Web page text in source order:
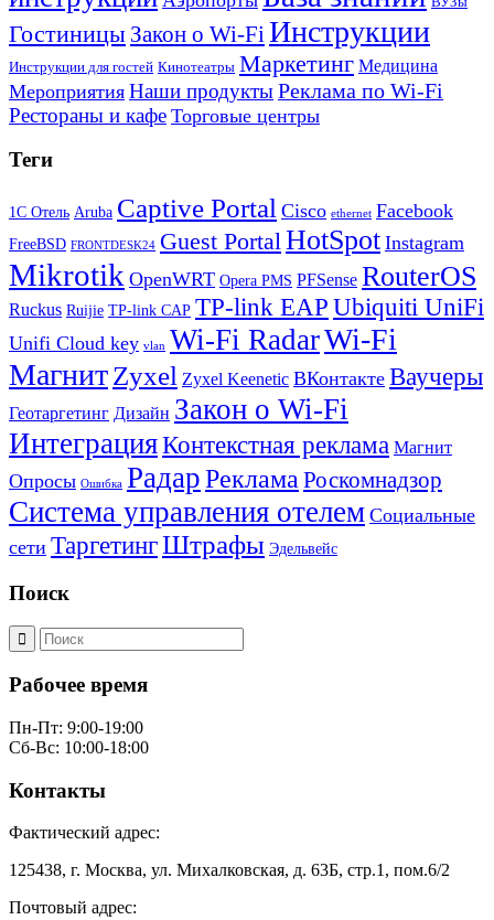
Гостиницы Закон о Wi-Fi Инструкции
Инструкции для гостей Кинотеатры Маркетинг Медицина
Мероприятия Наши продуктыРеклама по Wi-Fi
Рестораны и кафе Торговые центры
Теги
1С Отель Aruba Captive Portal Cisco ethernet Facebook
FreeBSD FRONTDESK24 Guest PortalHotSpot Instagram
Mikrotik OpenWRT Opera PMS PFSense RouterOS
Ruckus Ruijie TP-link CAP TP-link EAP Ubiquiti UniFi
Unifi Cloud key vlan Wi-Fi RadarWi-Fi
МагнитZyxel Zyxel Keenetic ВКонтакте Ваучеры
Геотаргетинг Дизайн Закон о Wi-Fi
ИнтеграцияКонтекстная реклама Магнит
Опросы Ошибка РадарРеклама Роскомнадзор
Система управления отелем Социальные
сети ТаргетингШтрафы Эдельвейс
Поиск
Рабочее время
Пн-Пт: 9:00-19:00
Сб-Вс: 10:00-18:00
Контакты
Фактический адрес:
125438, г. Москва, ул. Михалковская, д. 63Б, стр.1, пом.6/2
Почтовый адрес: